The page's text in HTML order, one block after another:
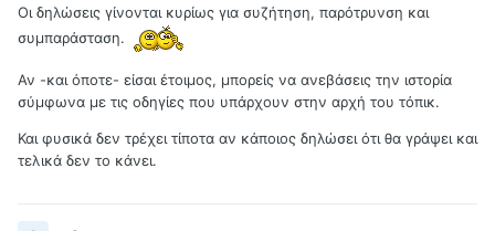
Οι δηλώσεις γίνονται κυρίως για συζήτηση, παρότρυνση και
συμπαράσταση.
Αν -και όποτε- είσαι έτοιμος, μπορείς να ανεβάσεις την ιστορία
σύμφωνα με τις οδηγίες που υπάρχουν στην αρχή του τόπικ.
Και φυσικά δεν τρέχει τίποτα αν κάποιος δηλώσει ότι θα γράψει και
τελικά δεν το κάνει.